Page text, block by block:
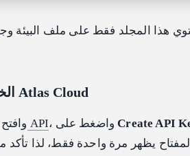
هذا المجلد فقط على ملف البيئة
الخطوة 2: الحصول على مفتاح API الخاص بـ Atlas Cloud
انتقل إلى لوحة تحكم Atlas Cloud، وافتح صفحة مفاتيح API ، واضغط علىCreate API